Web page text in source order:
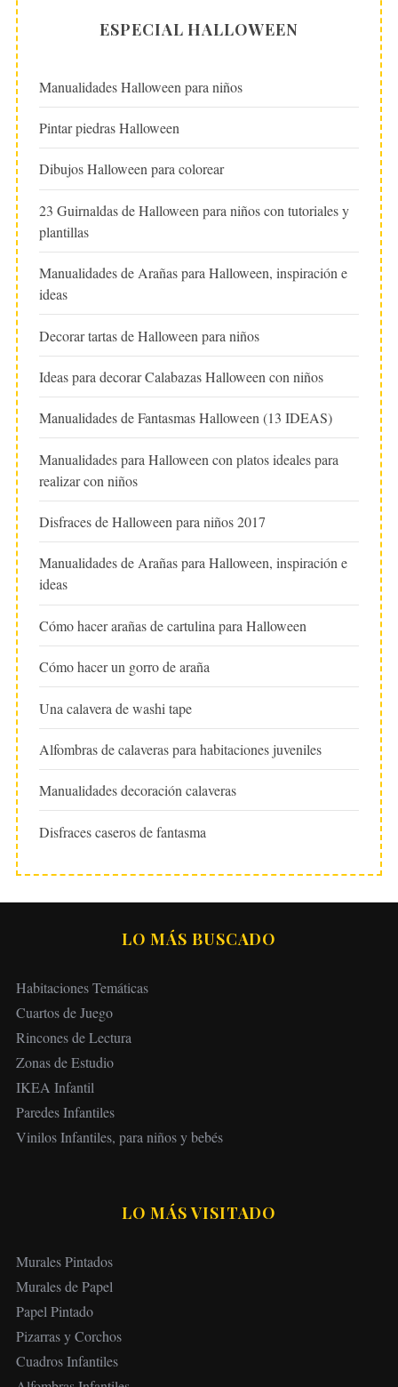
ESPECIAL HALLOWEEN
Manualidades Halloween para niños
Pintar piedras Halloween
Dibujos Halloween para colorear
23 Guirnaldas de Halloween para niños con tutoriales y
plantillas
Manualidades de Arañas para Halloween, inspiración e
ideas
Decorar tartas de Halloween para niños
Ideas para decorar Calabazas Halloween con niños
Manualidades de Fantasmas Halloween (13 IDEAS)
Manualidades para Halloween con platos ideales para
realizar con niños
Disfraces de Halloween para niños 2017
Manualidades de Arañas para Halloween, inspiración e
ideas
Cómo hacer arañas de cartulina para Halloween
Cómo hacer un gorro de araña
Una calavera de washi tape
Alfombras de calaveras para habitaciones juveniles
Manualidades decoración calaveras
Disfraces caseros de fantasma
LO MÁS BUSCADO
Habitaciones Temáticas
Cuartos de Juego
Rincones de Lectura
Zonas de Estudio
IKEA Infantil
Paredes Infantiles
Vinilos Infantiles, para niños y bebés
LO MÁS VISITADO
Murales Pintados
Murales de Papel
Papel Pintado
Pizarras y Corchos
Cuadros Infantiles